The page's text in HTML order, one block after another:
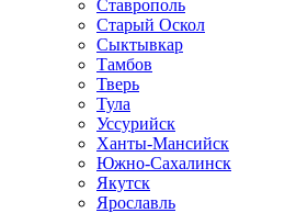
Ставрополь
Старый Оскол
Сыктывкар
Тамбов
Тверь
Тула
Уссурийск
Ханты-Мансийск
Южно-Сахалинск
Якутск
Ярославль